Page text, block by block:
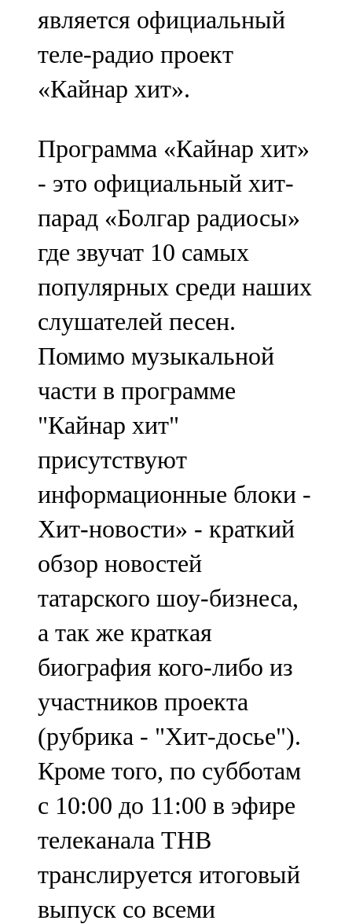
является официальный
теле-радио проект
«Кайнар хит».
Программа «Кайнар хит»
- это официальный хит-
парад «Болгар радиосы»
где звучат 10 самых
популярных среди наших
слушателей песен.
Помимо музыкальной
части в программе
"Кайнар хит"
присутствуют
информационные блоки -
Хит-новости» - краткий
обзор новостей
татарского шоу-бизнеса,
а так же краткая
биография кого-либо из
участников проекта
(рубрика - "Хит-досье").
Кроме того, по субботам
с 10:00 до 11:00 в эфире
телеканала ТНВ
транслируется итоговый
выпуск со всеми